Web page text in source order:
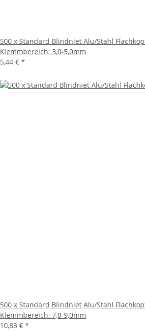
500 x Standard Blindniet Alu/Stahl
Klemmbereich: 3,0-5,0mm
5,44 € *
500 x Standard Blindniet Alu/Stahl
Klemmbereich: 7,0-9,0mm
10,83 € *